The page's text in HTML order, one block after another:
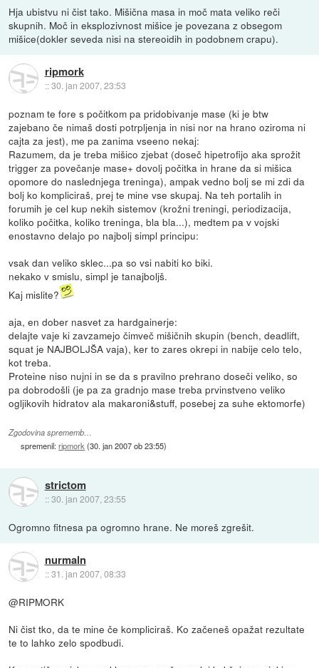
Hja ubistvu ni čist tako. Mišična masa in moč mata veliko reči
skupnih. Moč in eksplozivnost mišice je povezana z obsegom
mišice(dokler seveda nisi na stereoidih in podobnem crapu).
ripmork
::30. jan 2007, 23:53
poznam te fore s počitkom pa pridobivanje mase (ki je btw
zajebano če nimaš dosti potrpljenja in nisi nor na hrano oziroma ni
cajta za jest), me pa zanima vseeno nekaj:
Razumem, da je treba mišico zjebat (doseč hipetrofijo aka sprožit
trigger za povečanje mase+ dovolj počitka in hrane da si mišica
opomore do naslednjega treninga), ampak vedno bolj se mi zdi da
bolj ko kompliciraš, prej te mine vse skupaj. Na teh portalih in
forumih je cel kup nekih sistemov (krožni treningi, periodizacija,
koliko počitka, koliko treninga, bla bla...), medtem pa v vojski
enostavno delajo po najbolj simpl principu:
vsak dan veliko sklec...pa so vsi nabiti ko biki.
nekako v smislu, simpl je tanajboljš.
Kaj mislite?
aja, en dober nasvet za hardgainerje:
delajte vaje ki zavzamejo čimveč mišičnih skupin (bench, deadlift,
squat je NAJBOLJŠA vaja), ker to zares okrepi in nabije celo telo,
kot treba.
Proteine niso nujni in se da s pravilno prehrano doseči veliko, so
pa dobrodošli (je pa za gradnjo mase treba prvinstveno veliko
ogljikovih hidratov ala makaroni&stuff, posebej za suhe ektomorfe)
Zgodovina sprememb…
spremenil:ripmork(30. jan 2007 ob 23:55)
strictom
::30. jan 2007, 23:55
Ogromno fitnesa pa ogromno hrane. Ne moreš zgrešit.
nurmaln
::31. jan 2007, 08:33
@RIPMORK
Ni čist tko, da te mine če kompliciraš. Ko začeneš opažat rezultate
te to lahko zelo spodbudi.